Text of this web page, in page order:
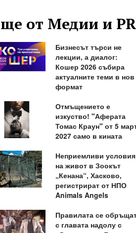
от Медии и
Бизнесът търси не
лекции, а диалог:
Кошер 2026 събира
актуалните теми в нов
формат
Отмъщението е
изкуство! "Аферата
Томас Краун" от 5
2027 само в кината
Неприемливи условия
на живот в Зоокът
„Кенана“, Хасково,
регистрират от НПО
Animals Angels
Правилата се
с главата надолу с